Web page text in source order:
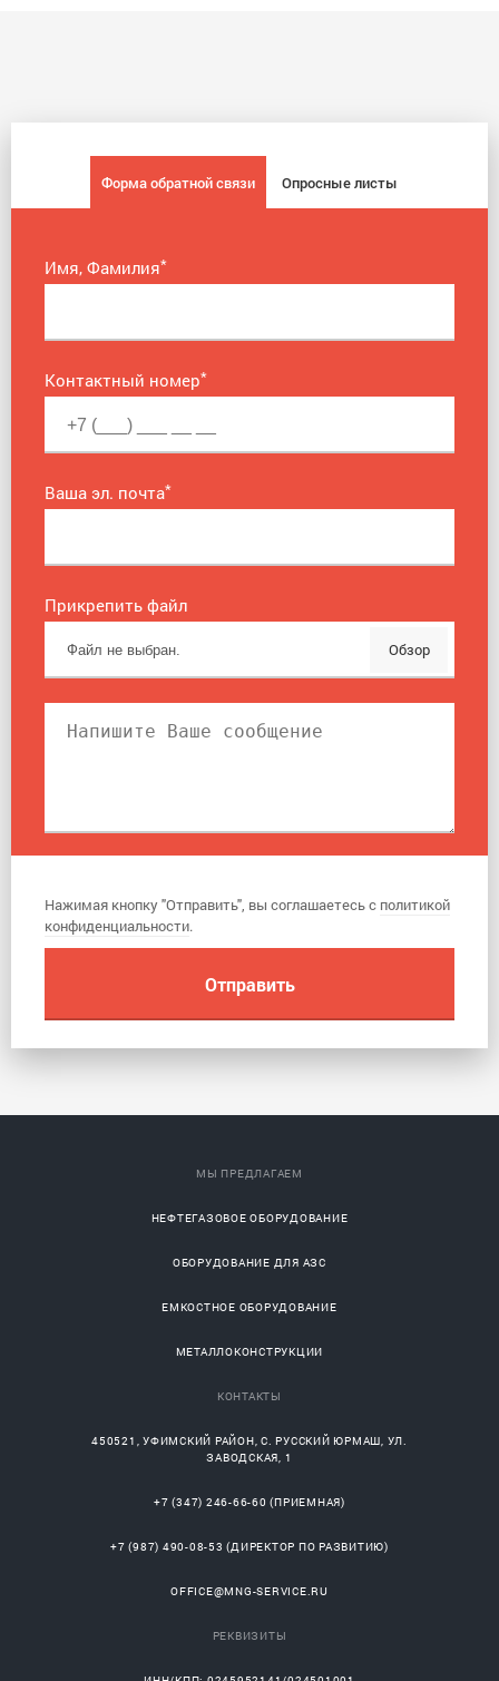
Форма обратной связи Опросные листы
Имя, Фамилия*
Контактный номер*
Ваша эл. почта*
Прикрепить файл
Обзор
Нажимая кнопку "Отправить", вы соглашаетесь с политикой
конфиденциальности.
МЫ ПРЕДЛАГАЕМ
НЕФТЕГАЗОВОЕ ОБОРУДОВАНИЕ
ОБОРУДОВАНИЕ ДЛЯ АЗС
ЕМКОСТНОЕ ОБОРУДОВАНИЕ
МЕТАЛЛОКОНСТРУКЦИИ
КОНТАКТЫ
450521 ,УФИМСКИЙ РАЙОН, С.РУССКИЙ ЮРМАШ, УЛ.
ЗАВОДСКАЯ, 1
+7 (347) 246-66-60 (ПРИЕМНАЯ)
+7 (987) 490-08-53 (ДИРЕКТОР ПО РАЗВИТИЮ)
OFFICE@MNG-SERVICE.RU
РЕКВИЗИТЫ